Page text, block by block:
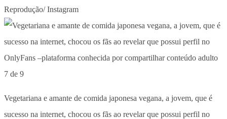
Reprodução/ Instagram
7 de 9
Vegetariana e amante de comida japonesa vegana, a jovem, que é
sucesso na internet, chocou os fãs ao revelar que possui perfil no